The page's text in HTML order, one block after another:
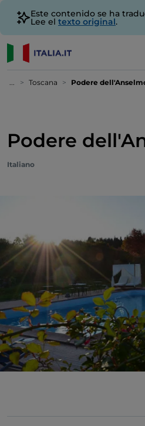
Este contenido se ha
Lee el texto original.
... Toscana Podere
Podere
Italiano